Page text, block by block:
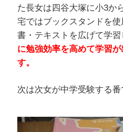
た長女は四谷大塚に小3か
宅ではブックスタンドを
書・テキストを広げて学習
に勉強効率を高めて学習
す。
次は次女が中学受験する番